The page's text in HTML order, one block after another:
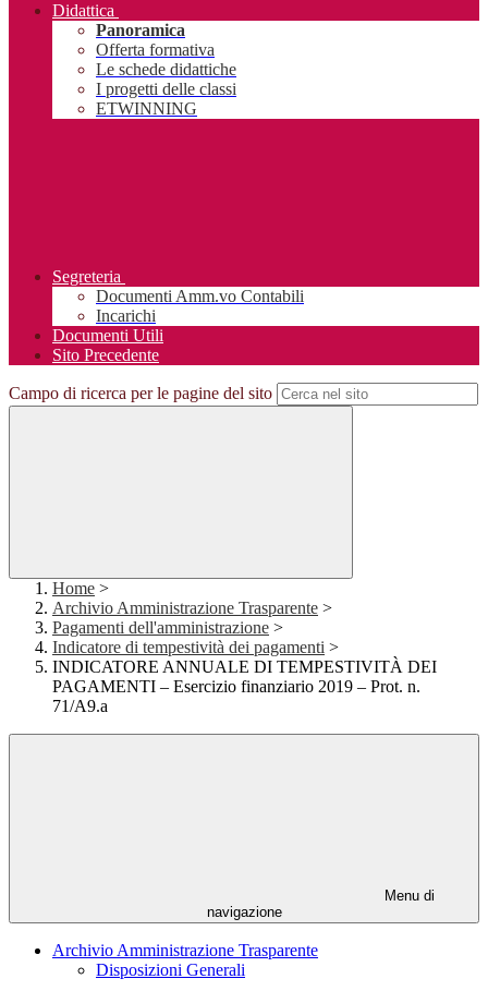
Didattica
Panoramica
Offerta formativa
Le schede didattiche
I progetti delle classi
ETWINNING
Segreteria
Documenti Amm.vo Contabili
Incarichi
Documenti Utili
Sito Precedente
Campo di ricerca per le pagine del sito
Home >
Archivio Amministrazione Trasparente >
Pagamenti dell'amministrazione >
Indicatore di tempestività dei pagamenti >
INDICATORE ANNUALE DI TEMPESTIVITÀ DEI
PAGAMENTI – Esercizio finanziario 2019 – Prot. n.
71/A9.a
Menu di
navigazione
Archivio Amministrazione Trasparente
Disposizioni Generali